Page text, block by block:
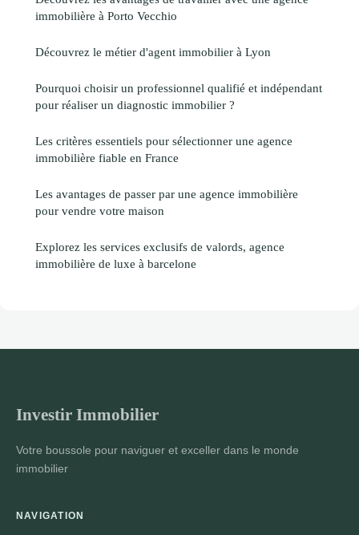
immobilière à Porto Vecchio
Découvrez le métier d'agent immobilier à Lyon
Pourquoi choisir un professionnel qualifié et indépendant
pour réaliser un diagnostic immobilier ?
Les critères essentiels pour sélectionner une agence
immobilière fiable en France
Les avantages de passer par une agence immobilière
pour vendre votre maison
Explorez les services exclusifs de valords, agence
immobilière de luxe à barcelone
Investir Immobilier
Votre boussole pour naviguer et exceller dans le monde
immobilier
NAVIGATION